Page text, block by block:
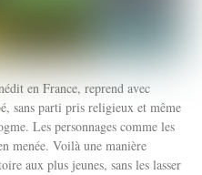
en France, reprend avec
sans parti pris religieux et même
Les personnages comme les
menée. Voilà une manière
aux plus jeunes, sans les lasser